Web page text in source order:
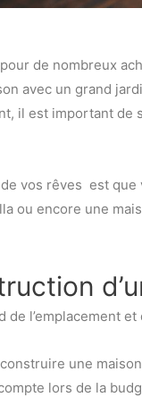
de nombreux
avec un grand
il est important
vos rêves est
ou encore une
l’emplacement
une
lors de la